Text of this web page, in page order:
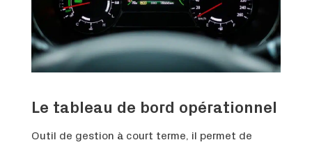
Le tableau de bord opérationnel
Outil de gestion à court terme, il permet de